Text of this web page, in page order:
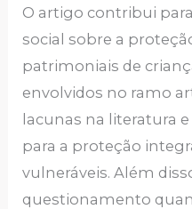
O artigo contribui
social sobre a
patrimoniais de
envolvidos no ramo
lacunas na literatura
para a proteção
vulneráveis. Além
questionamento